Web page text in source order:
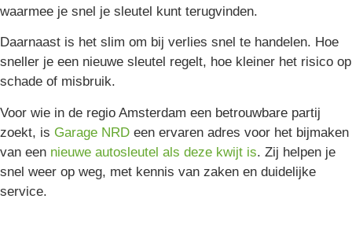
waarmee je snel je sleutel kunt terugvinden.
Daarnaast is het slim om bij verlies snel te handelen. Hoe
sneller je een nieuwe sleutel regelt, hoe kleiner het risico op
schade of misbruik.
Voor wie in de regio Amsterdam een betrouwbare partij
zoekt, is Garage NRD een ervaren adres voor het bijmaken
van een nieuwe autosleutel als deze kwijt is. Zij helpen je
snel weer op weg, met kennis van zaken en duidelijke
service.